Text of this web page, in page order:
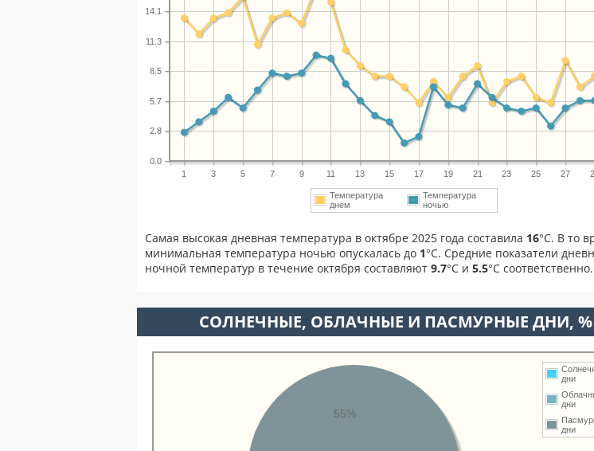
1 3 5 7 9 11 13 15 17 19 21 23 25 27
0.0
2.8
5.7
8.5
11.3
14.1
Температура
днем
Температура
ночью
Самая высокая дневная температура в октябре 2025 года составила 16°С. В то
минимальная температура ночью опускалась до 1°C. Средние показатели
ночной температур в течение октября составляют 9.7°С и 5.5°С соответственно.
CОЛНЕЧНЫЕ, ОБЛАЧНЫЕ И ПАСМУРНЫЕ ДНИ, %
дни
дни
дни
55%